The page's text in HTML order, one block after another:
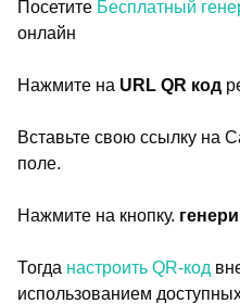
Посетите Бесплатный
онлайн
Нажмите на URL QR код
Вставьте свою ссылку на
поле.
Нажмите на кнопку.
Тогда настроить QR-код
использованием